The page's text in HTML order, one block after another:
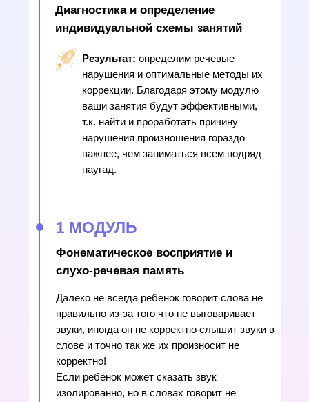
1 МОДУЛЬ
Фонематическое восприятие и
слухо-речевая память
Далеко не всегда ребенок говорит слова не
правильно из-за того что не выговаривает
звуки, иногда он не корректно слышит звуки в
слове и точно так же их произносит не
корректно!
Если ребенок может сказать звук
изолированно, но в словах говорит не
Диагностика и определение
индивидуальной схемы занятий
Результат: определим речевые
нарушения и оптимальные методы их
коррекции. Благодаря этому модулю
ваши занятия будут эффективными,
т.к. найти и проработать причину
нарушения произношения гораздо
важнее, чем заниматься всем подряд
наугад.